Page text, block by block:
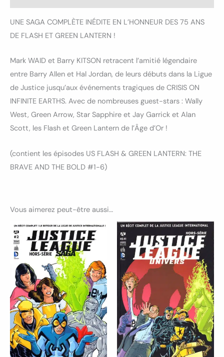
UNE SAGA COMPLÈTE INÉDITE EN L’HONNEUR DES 75 ANS
DE FLASH ET GREEN LANTERN !
Mark WAID et Barry KITSON retracent l’amitié légendaire
entre Barry Allen et Hal Jordan, de leurs débuts dans la Ligue
de Justice jusqu’aux événements tragiques de CRISIS ON
INFINITE EARTHS. Avec de nombreuses guest-stars : Wally
West, Green Arrow, Star Sapphire et Jay Garrick et Alan
Scott, les Flash et Green Lantern de l’Âge d’Or !
(contient les épisodes US FLASH & GREEN LANTERN: THE
BRAVE AND THE BOLD #1-6)
Vous aimerez peut-être aussi…